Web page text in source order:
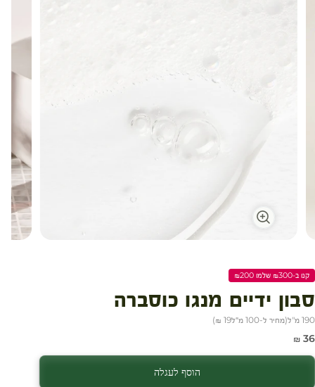
עגלת קניות
קנו ב-₪300 שלמו ₪200
סבון ידיים מנגו כוסברה
190 מ"ל (מחיר ל-100 מ״ל 19 ₪
)
מחיר מבצע
36 ₪
הוסף לעגלה